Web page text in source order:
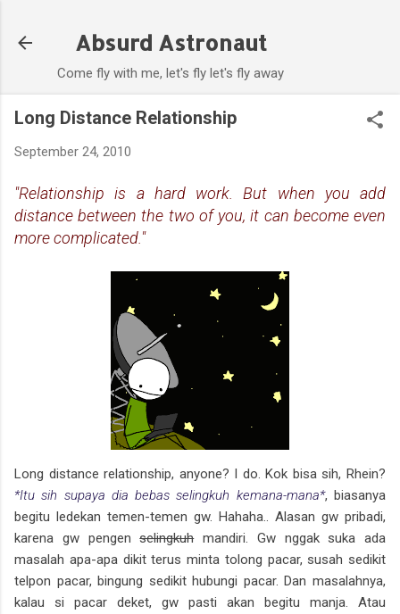
Absurd Astronaut
Come fly with me, let's fly let's fly away
Long Distance Relationship
September 24, 2010
"Relationship is a hard work. But when you add
distance between the two of you, it can become even
more complicated."
Long distance relationship, anyone? I do. Kok bisa sih, Rhein?
*Itu sih supaya dia bebas selingkuh kemana-mana*, biasanya
begitu ledekan temen-temen gw. Hahaha.. Alasan gw pribadi,
karena gw pengenselingkuhmandiri. Gw nggak suka ada
masalah apa-apa dikit terus minta tolong pacar, susah sedikit
telpon pacar, bingung sedikit hubungi pacar. Dan masalahnya,
kalau si pacar deket, gw pasti akan begitu manja. Atau